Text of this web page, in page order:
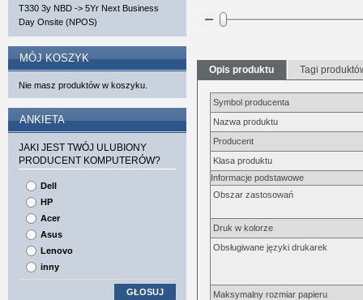
Opis produktu Tagi
Symbol producenta
Nazwa produktu
Producent
Klasa produktu
Informacje podstawowe
Obszar zastosowań
Druk w kolorze
Obsługiwane języki drukarek
Maksymalny rozmiar papieru
T330 3y NBD -> 5Yr Next Business
Day Onsite (NPOS)
MÓJ KOSZYK
Nie masz produktów w koszyku.
ANKIETA
JAKI JEST TWÓJ ULUBIONY
PRODUCENT KOMPUTERÓW?
Dell
HP
Acer
Asus
Lenovo
inny
GŁOSUJ